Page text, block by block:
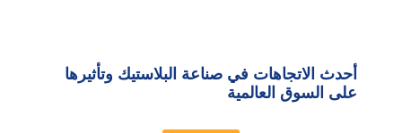
أحدث الاتجاهات في صناعة البلاستيك وتأثيرها
على السوق العالمية